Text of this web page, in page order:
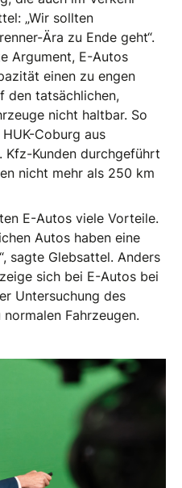
„Wir sollten
Ära zu Ende geht“.
Argument, E-Autos
einen zu engen
den tatsächlichen,
nicht haltbar. So
Coburg aus
Kfz-Kunden durchgeführt
nicht mehr als 250 km
E-Autos viele Vorteile.
Autos haben eine
sagte Glebsattel. Anders
sich bei E-Autos bei
Untersuchung des
Fahrzeugen.